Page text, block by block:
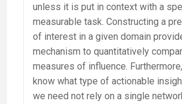
unless it is put in context with a
measurable task. Constructing a
of interest in a given domain
mechanism to quantitatively
measures of influence.
know what type of actionable
we need not rely on a single